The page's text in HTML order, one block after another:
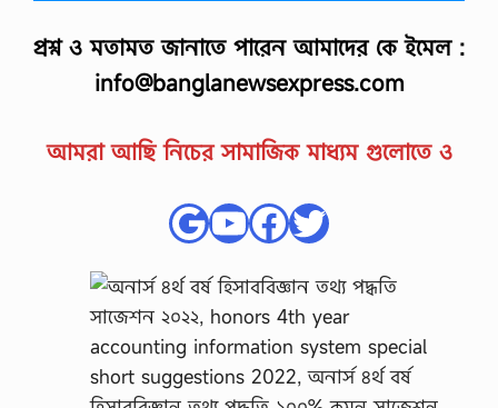
প্রশ্ন ও মতামত জানাতে পারেন আমাদের কে ইমেল :
info@banglanewsexpress.com
আমরা আছি নিচের সামাজিক মাধ্যম গুলোতে ও
Google
YouTube
Facebook
Twitter